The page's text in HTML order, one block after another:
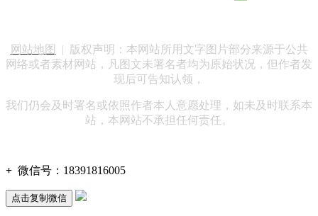
网站地图
| 版权声明：本网站所用文字图片部分来源于公共
网络或者素材网站，凡图文未署名者均为原始状况，但作者发
现后可告知认领，
我们仍会及时署名或依照作者本人意愿处理，如未及时联系本
站，本网站不承担任何责任。
+ 微信号： 18391816005
点击复制微信